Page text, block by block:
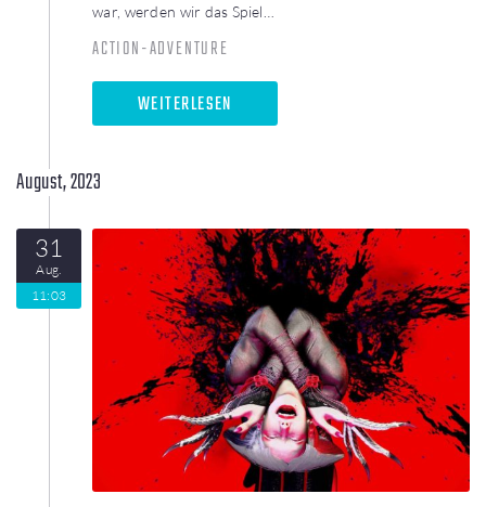
war, werden wir das Spiel…
ACTION-ADVENTURE
WEITERLESEN
August, 2023
31
Aug.
11:03